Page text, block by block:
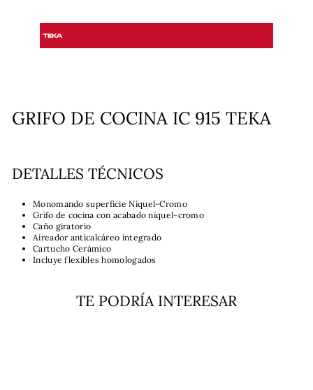
GRIFO DE COCINA IC 915 TEKA
DETALLES TÉCNICOS
Monomando superficie Níquel-Cromo
Grifo de cocina con acabado níquel-cromo
Caño giratorio
Aireador anticalcáreo integrado
Cartucho Cerámico
Incluye flexibles homologados
TE PODRÍA INTERESAR